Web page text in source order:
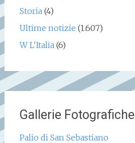
Storia (4)
Ultime notizie (1.607)
W L'Italia (6)
Gallerie Fotografiche
Palio di San Sebastiano